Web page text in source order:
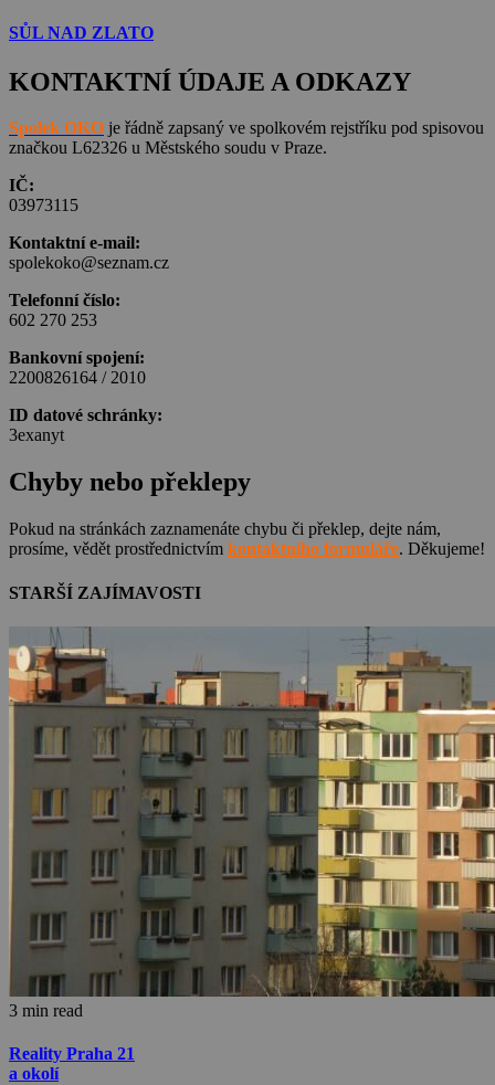
SŮL NAD ZLATO
KONTAKTNÍ ÚDAJE A ODKAZY
Spolek OKO je řádně zapsaný ve spolkovém rejstříku pod spisovou
značkou L62326 u Městského soudu v Praze.
IČ:
03973115
Kontaktní e-mail:
spolekoko@seznam.cz
Telefonní číslo:
602 270 253
Bankovní spojení:
2200826164 / 2010
ID datové schránky:
3exanyt
Chyby nebo překlepy
Pokud na stránkách zaznamenáte chybu či překlep, dejte nám,
prosíme, vědět prostřednictvím kontaktního formuláře. Děkujeme!
STARŠÍ ZAJÍMAVOSTI
3 min read
Reality Praha 21
a okolí